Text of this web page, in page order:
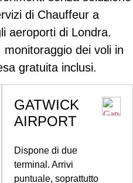
di Chauffeur a
aeroporti di Londra.
dei voli in
gratuita inclusi.
GATWICK
AIRPORT
Dispone di due
terminal. Arrivi
puntuale, soprattutto